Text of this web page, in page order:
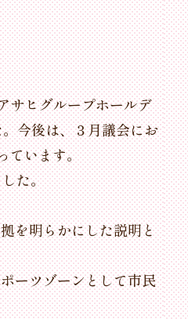
サヒグループホールデ
今後は、３月議会にお
ています。
た。
を明らかにした説明と
ーツゾーンとして市民